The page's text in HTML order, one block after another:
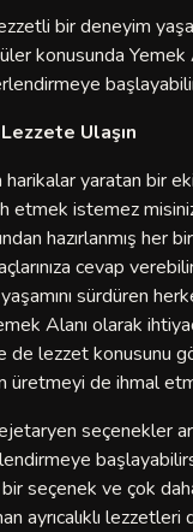
bir deneyim
konusunda Yemek
Ulaşın
yaratan bir
etmek istemez
hazırlanmış her biri
cevap
sürdüren
Alanı olarak
de lezzet konusunu
üretmeyi de ihmal
seçenekler
seçenek ve çok
ayrıcalıklı